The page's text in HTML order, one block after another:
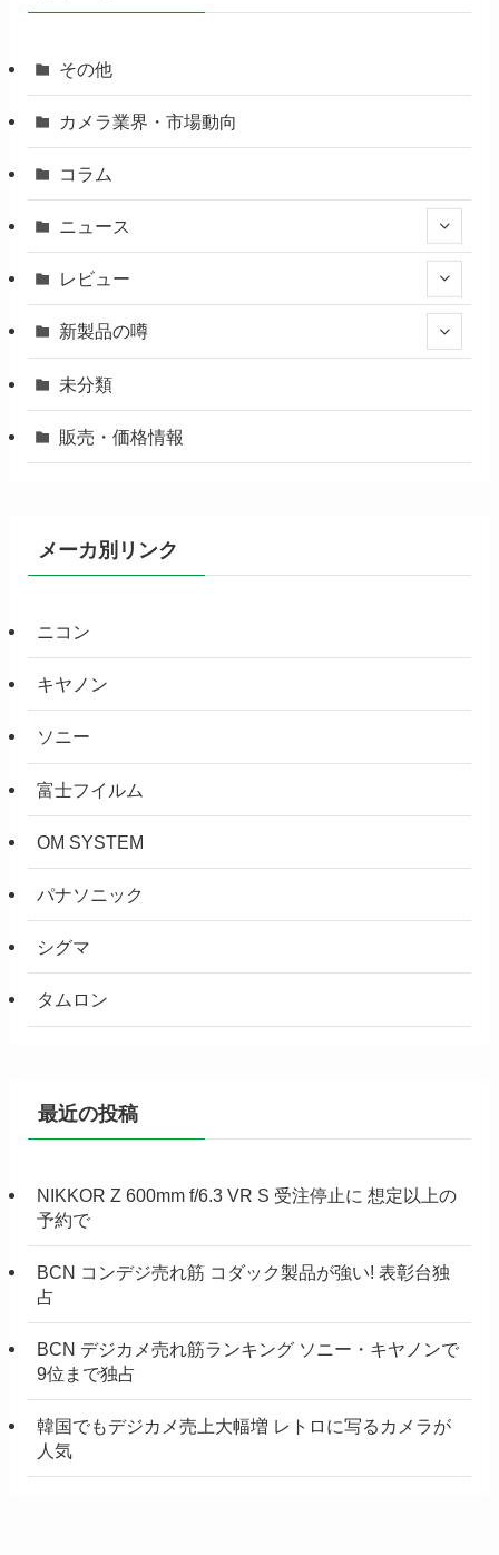
その他
カメラ業界・市場動向
コラム
ニュース
レビュー
新製品の噂
未分類
販売・価格情報
メーカ別リンク
ニコン
キヤノン
ソニー
富士フイルム
OM SYSTEM
パナソニック
シグマ
タムロン
最近の投稿
NIKKOR Z 600mm f/6.3 VR S 受注停止に 想定以上の
予約で
BCN コンデジ売れ筋 コダック製品が強い! 表彰台独
占
BCN デジカメ売れ筋ランキング ソニー・キヤノンで
9位まで独占
韓国でもデジカメ売上大幅増 レトロに写るカメラが
人気